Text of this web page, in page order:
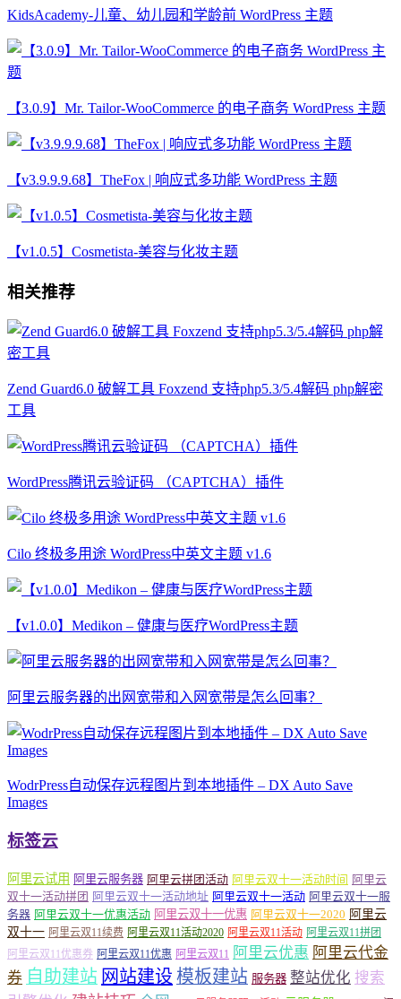
KidsAcademy-儿童、幼儿园和学龄前 WordPress 主题
【3.0.9】Mr. Tailor-WooCommerce 的电子商务 WordPress 主题
【v3.9.9.9.68】TheFox | 响应式多功能 WordPress 主题
【v1.0.5】Cosmetista-美容与化妆主题
相关推荐
Zend Guard6.0 破解工具 Foxzend 支持php5.3/5.4解码 php解密
工具
WordPress腾讯云验证码 （CAPTCHA）插件
Cilo 终极多用途 WordPress中英文主题 v1.6
【v1.0.0】Medikon – 健康与医疗WordPress主题
阿里云服务器的出网宽带和入网宽带是怎么回事？
WodrPress自动保存远程图片到本地插件 – DX Auto Save
Images
标签云
阿里云试用 阿里云服务器 阿里云拼团活动 阿里云双十一活动时间 阿里云
双十一活动拼团 阿里云双十一活动地址 阿里云双十一活动 阿里云双十一服
务器 阿里云双十一优惠活动 阿里云双十一优惠 阿里云双十一2020 阿里云
双十一 阿里云双11续费 阿里云双11活动2020 阿里云双11活动 阿里云双11拼团
阿里云双11优惠券 阿里云双11优惠 阿里云双11 阿里云优惠 阿里云代金
券 自助建站 网站建设 模板建站 服务器 整站优化 搜索